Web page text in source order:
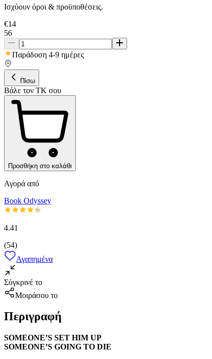
Ισχύουν όροι & προϋποθέσεις.
€14
56
Παράδοση 4-9 ημέρες
Πίσω
Βάλε τον ΤΚ σου
Προσθήκη στο καλάθι
Αγορά από
Book Odyssey
4.41
(54)
Αγαπημένα
Σύγκρινέ το
Μοιράσου το
Περιγραφή
SOMEONE’S SET HIM UP
SOMEONE’S GOING TO DIE